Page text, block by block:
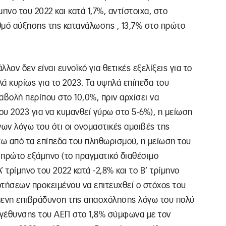
του 2022 και κατά 1,7%, αντίστοιχα, στο
αύξησης της κατανάλωσης , 13,7% στο πρώτο
δεν είναι ευνοϊκό για θετικές εξελίξεις για το
κυρίως για το 2023. Τα υψηλά επίπεδα του
περίπου στο 10,0%, πριν αρχίσει να
2023 για να κυμανθεί γύρω στο 5-6%), η μείωση
λόγω του ότι οι ονομαστικές αμοιβές της
από τα επίπεδα του πληθωρισμού, η μείωση του
εξάμηνο (το πραγματικό διαθέσιμο
του 2022 κατά -2,8% και το Β’ τρίμηνο
προκειμένου να επιτευχθεί ο στόχος του
επιβράδυνση της απασχόλησης λόγω του πολύ
του ΑΕΠ στο 1,8% σύμφωνα με τον